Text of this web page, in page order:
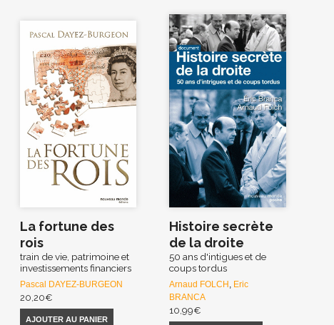
La fortune des
rois
train de vie, patrimoine et
investissements financiers
Pascal DAYEZ-BURGEON
20,20€
AJOUTER AU PANIER
Histoire secrète
de la droite
50 ans d'intigues et de
coups tordus
Arnaud FOLCH Eric
BRANCA
10,99€